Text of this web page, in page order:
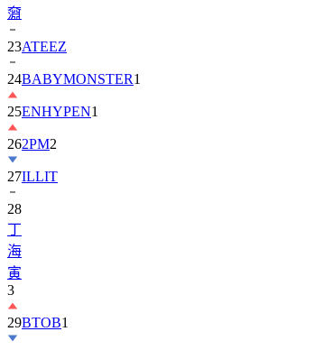
23
24BABYMONSTER
25ENHYPEN1
262PM2
27ILLIT
28
丁
海
寅
3
29
30ZEROBASEONE